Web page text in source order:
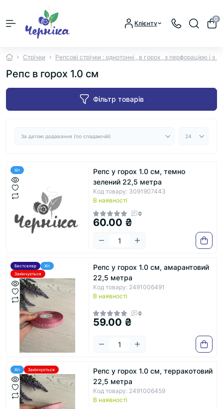
Клієнту
0
Стрічки Репсові стрічки : однотонні , в горох , з перфорацією і з
Репс в горох 1.0 см
Фільтр товарів
Хіт
Репс у горох 1.0 см, темно
зелений 22,5 метра
Код товару: 3091907443
В наявності
0
60.00 ₴
Бестселер
Хіт
Закінчується
Репс у горох 1.0 см, амарантовий
22,5 метра
Код товару: 2491006491
В наявності
0
59.00 ₴
Хіт Закінчується
Репс у горох 1.0 см, терракотовий
22,5 метра
Код товару: 2491006459
В наявності